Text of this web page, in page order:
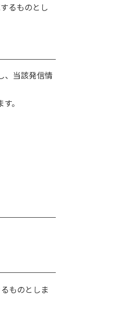
るものとし
、当該発信情
。
ものとしま